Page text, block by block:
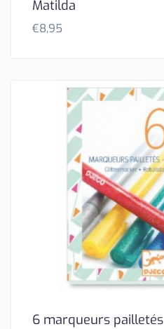
Matilda
€8,95
6 marqueurs pailletés